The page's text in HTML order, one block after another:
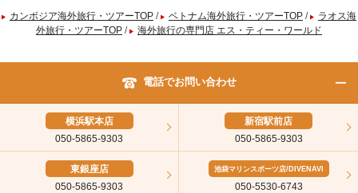
カンボジア海外旅行・ツアーTOP / ベトナム海外旅行・ツアーTOP /
ラオス海
外旅行・ツアーTOP / 海外旅行の専門店 エス・ティー・ワールド
電話でお問い合わせ
横浜駅本店
050-5865-9303
新宿駅前店
050-5865-9303
東銀座店
050-5865-9303
池袋マリンスポーツ店/DIVENAVI
050-5530-6743